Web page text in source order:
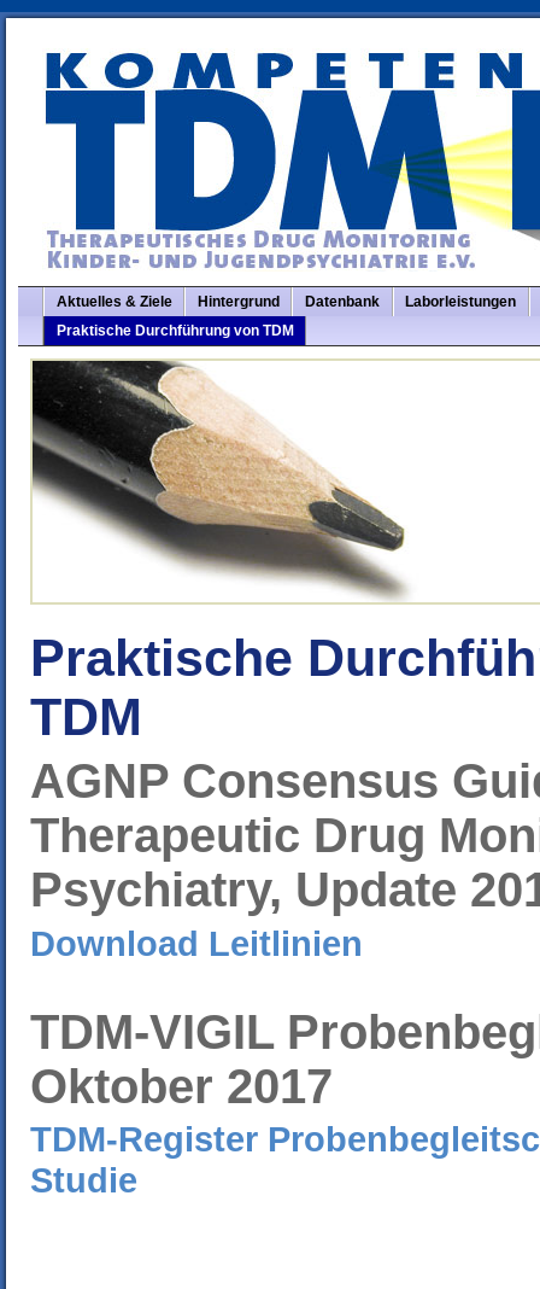
Aktuelles & Ziele Hintergrund Datenbank
Laborleistungen
Praktische Durchführung von TDM
Praktische
TDM
AGNP Consensus
Therapeutic Drug
Psychiatry, Update
Download Leitlinien
TDM-VIGIL
Oktober 2017
TDM-Register
Studie